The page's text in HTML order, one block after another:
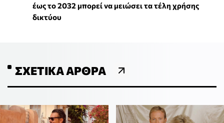
έως το 2032 μπορεί να μειώσει τα τέλη χρήσης
δικτύου
ΣΧΕΤΙΚΆ ΆΡΘΡΑ